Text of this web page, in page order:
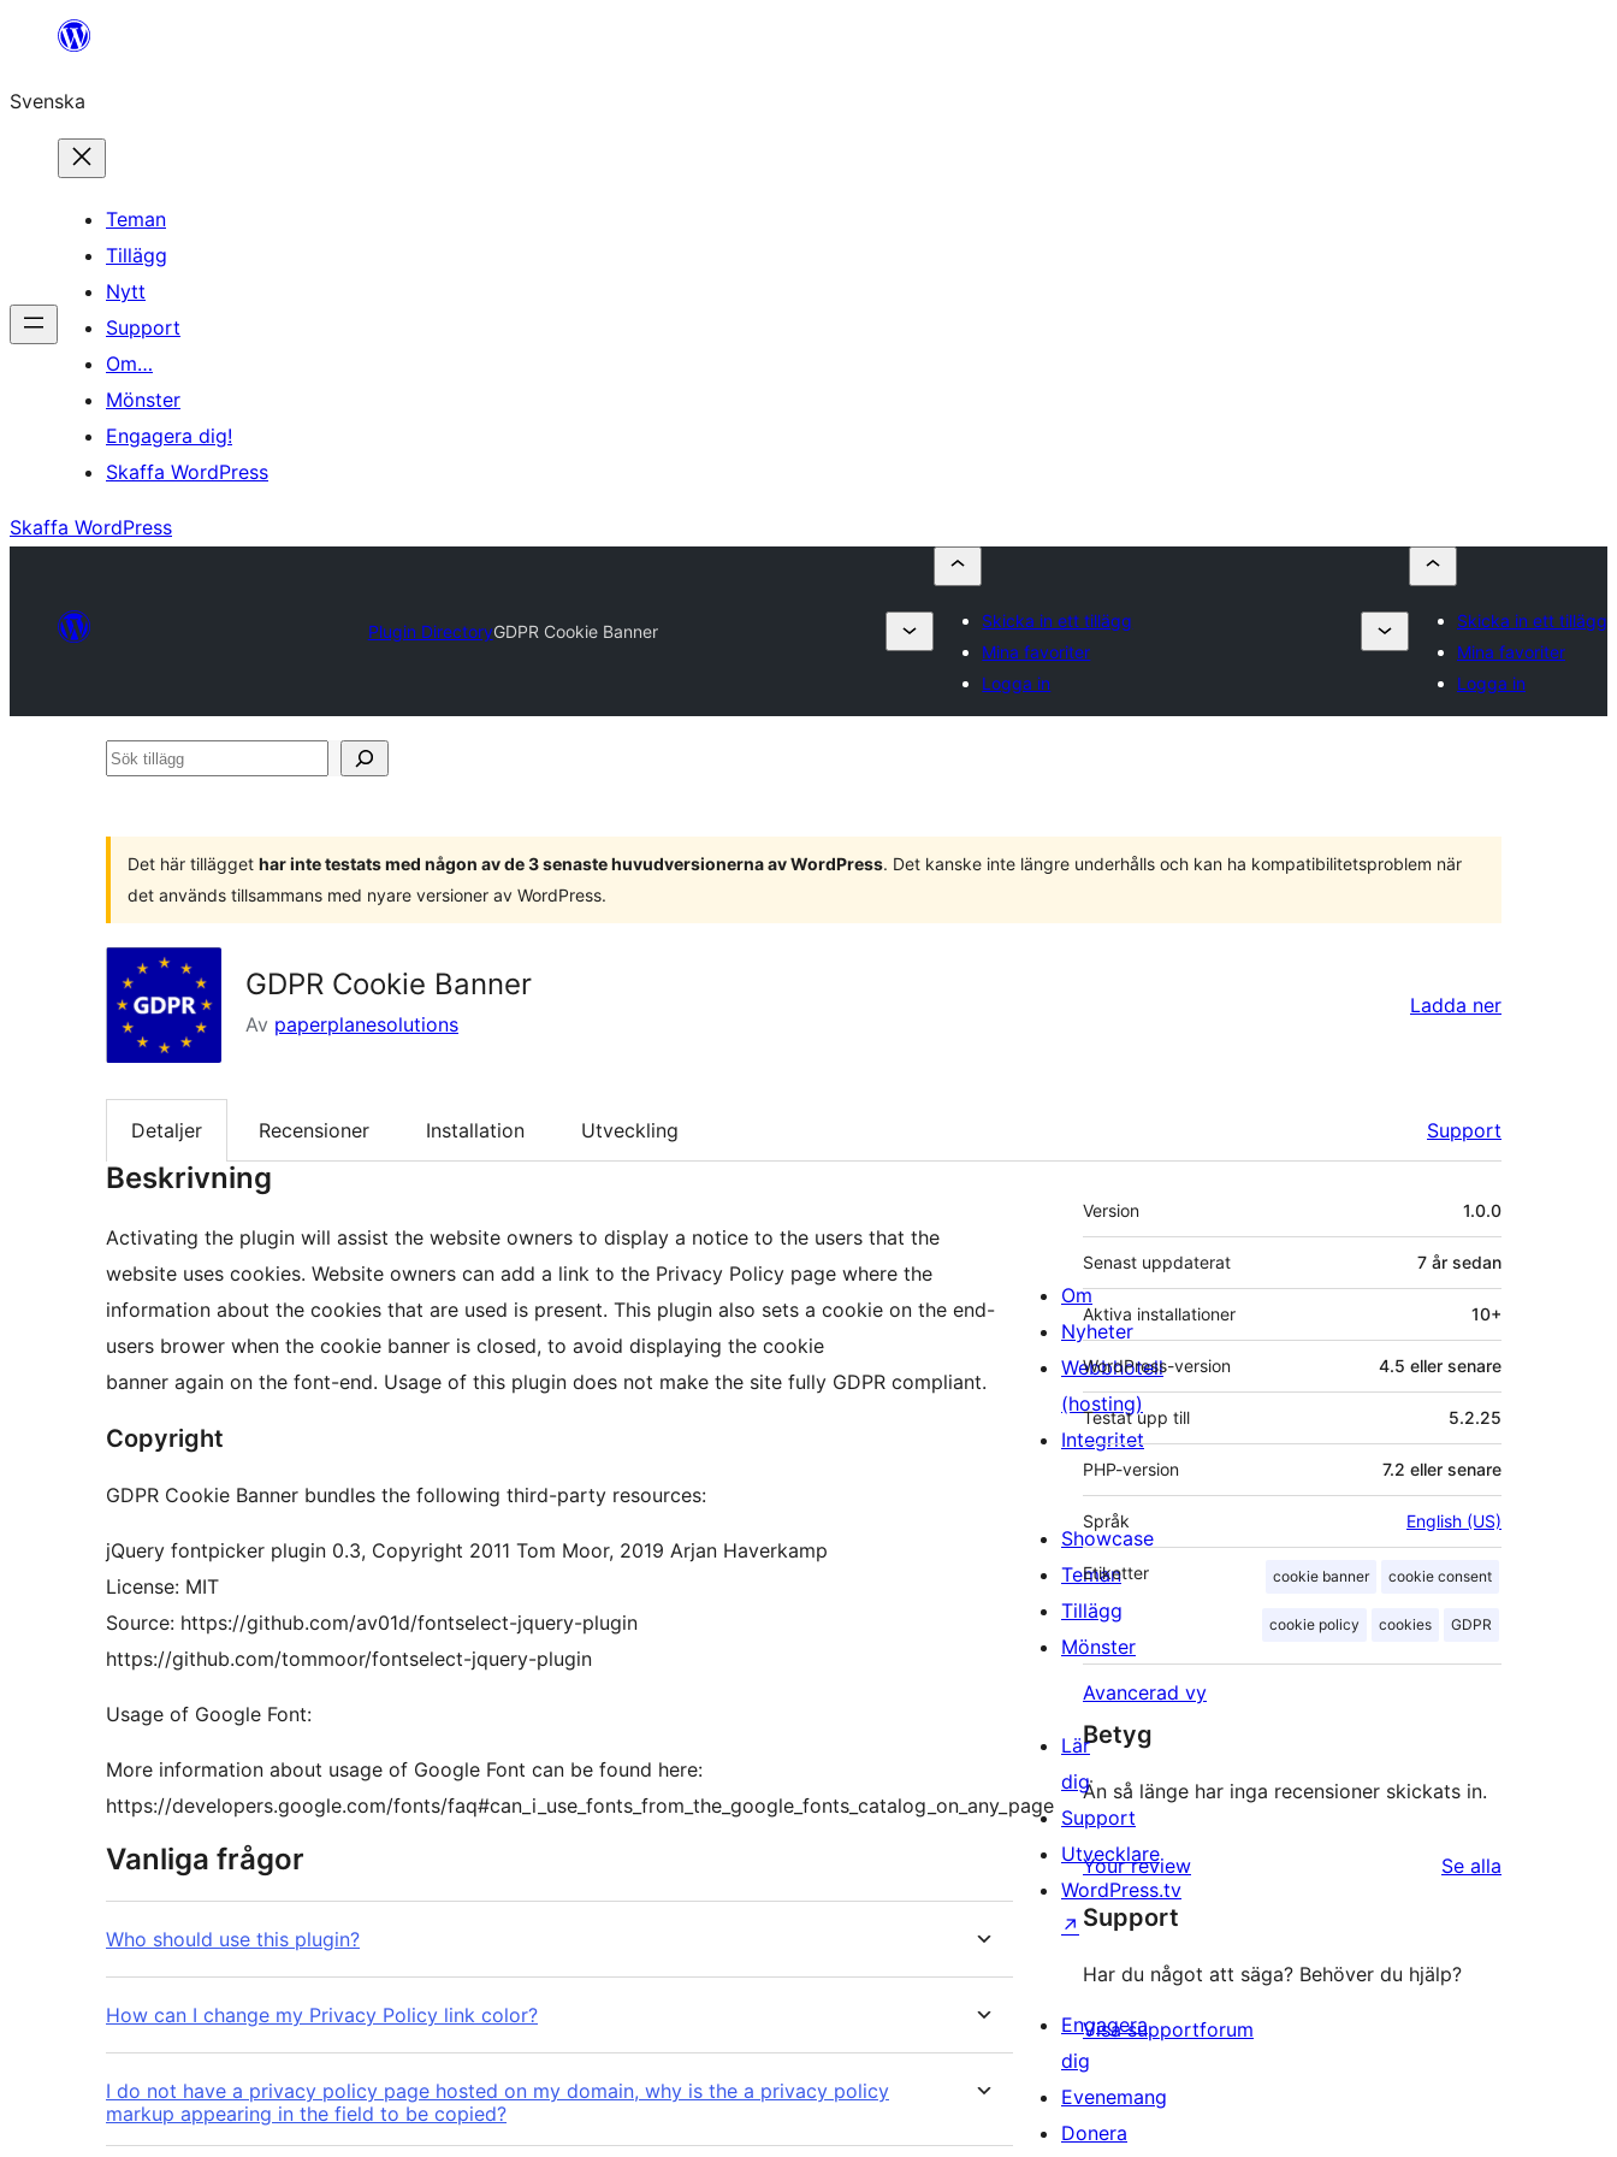
Hoppa
innehåll
Svenska
Teman
Tillägg
Nytt
Support
Om…
Mönster
Engagera dig!
Skaffa WordPress
Skaffa WordPress
Plugin DirectoryGDPR Cookie Banner
Skicka in ett tillägg
Mina favoriter
Logga in
Skicka in ett tillägg
Mina favoriter
Logga in
Sök
Det här tillägget har inte testats med någon av de 3 senaste huvudversionerna av WordPress. Det kanske inte längre underhålls och kan ha kompatibilitetsproblem när
det används tillsammans med nyare versioner av WordPress.
GDPR Cookie Banner
Av paperplanesolutions
Ladda ner
Detaljer Recensioner Installation Utveckling Support
Beskrivning
Activating the plugin will assist the website owners to display a notice to the users that the
website uses cookies. Website owners can add a link to the Privacy Policy page where the
information about the cookies that are used is present. This plugin also sets a cookie on the end-
users brower when the cookie banner is closed, to avoid displaying the cookie
banner again on the font-end. Usage of this plugin does not make the site fully GDPR compliant.
Copyright
GDPR Cookie Banner bundles the following third-party resources:
jQuery fontpicker plugin 0.3, Copyright 2011 Tom Moor, 2019 Arjan Haverkamp
License: MIT
Source: https://github.com/av01d/fontselect-jquery-plugin
https://github.com/tommoor/fontselect-jquery-plugin
Usage of Google Font:
More information about usage of Google Font can be found here:
https://developers.google.com/fonts/faq#can_i_use_fonts_from_the_google_fonts_catalog_on_any_page
Vanliga frågor
Who should use this plugin?
How can I change my Privacy Policy link color?
I do not have a privacy policy page hosted on my domain, why is the a privacy policy
markup appearing in the field to be copied?
Meta
Version 1.0.0
Senast uppdaterat 7 år sedan
Aktiva installationer 10+
WordPress-version 4.5 eller senare
Testat upp till 5.2.25
PHP-version 7.2 eller senare
Språk English (US)
Etiketter cookie banner cookie consent
cookie policy cookies GDPR
Avancerad vy
Betyg
Än så länge har inga recensioner skickats in.
Your review Se alla
Support
Har du något att säga? Behöver du hjälp?
Visa supportforum
Om
Nyheter
Webbhotell
(hosting)
Integritet
Showcase
Teman
Tillägg
Mönster
Lär
dig
Support
Utvecklare
WordPress.tv
↗
Engagera
dig
Evenemang
Donera